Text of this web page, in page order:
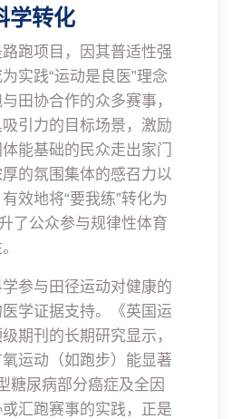
学转化
跑项目，因其普适性强
实践“运动是良医”理念
田协合作的众多赛事，
引力的目标场景，激励
能基础的民众走出家门
的氛围集体的感召力以
效地将“要我练”转化为
了公众参与规律性体育
参与田径运动对健康的
学证据支持。《英国运
期刊的长期研究显示，
运动（如跑步）能显著
糖尿病部分癌症及全因
汇跑赛事的实践，正是